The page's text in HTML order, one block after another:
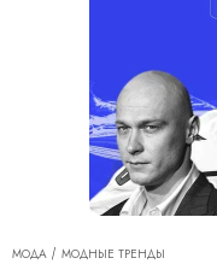
МОДА
МОДНЫЕ ТРЕНДЫ